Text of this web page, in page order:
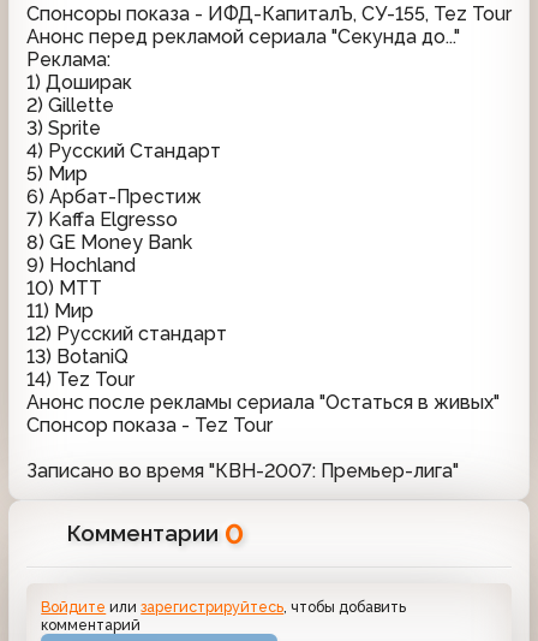
Спонсоры показа - ИФД-КапиталЪ, СУ-155, Tez Tour
Анонс перед рекламой сериала "Секунда до..."
Реклама:
1) Доширак
2) Gillette
3) Sprite
4) Русский Стандарт
5) Мир
6) Арбат-Престиж
7) Kaffa Elgresso
8) GE Money Bank
9) Hochland
10) МТТ
11) Мир
12) Русский стандарт
13) BotaniQ
14) Tez Tour
Анонс после рекламы сериала "Остаться в живых"
Спонсор показа - Tez Tour
Записано во время "КВН-2007: Премьер-лига"
Комментарии 0
Войдите илизарегистрируйтесь , чтобы добавить
комментарий